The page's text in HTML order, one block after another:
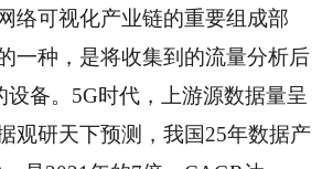
络可视化产业链的重要组成部
一种，是将收集到的流量分析后
设备。5G时代，上游源数据量呈
观研天下预测，我国25年数据产